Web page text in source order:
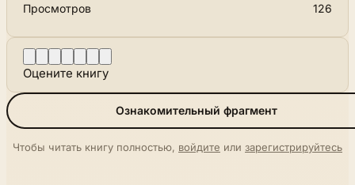
Просмотров 126
Оцените книгу
Ознакомительный фрагмент
Чтобы читать книгу полностью, войдите или зарегистрируйтесь